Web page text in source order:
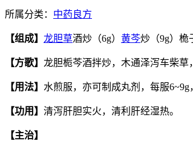
所属分类： 中药良方
【组成】 龙胆草酒炒（6g） 黄芩炒（9g）桅
【方歌】 龙胆栀芩酒拌炒，木通泽泻车柴草
【用法】 水煎服，亦可制成丸剂，每服6~9g
【功用】 清泻肝胆实火，清利肝经湿热。
【主治】